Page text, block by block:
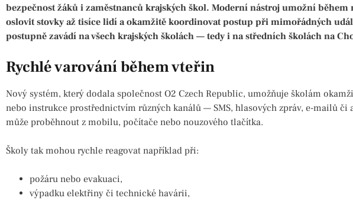
bezpečnost žáků i zaměstnanců krajských škol. Moderní nástroj umožní
oslovit stovky až tisíce lidí a okamžitě koordinovat postup při mimořádných
postupně zavádí na všech krajských školách — tedy i na středních školách na
Rychlé varování během vteřin
Nový systém, který dodala společnost O2 Czech Republic, umožňuje školám
nebo instrukce prostřednictvím různých kanálů — SMS, hlasových zpráv, e-mailů či
může proběhnout z mobilu, počítače nebo nouzového tlačítka.
Školy tak mohou rychle reagovat například při:
požáru nebo evakuaci,
výpadku elektřiny či technické havárii,